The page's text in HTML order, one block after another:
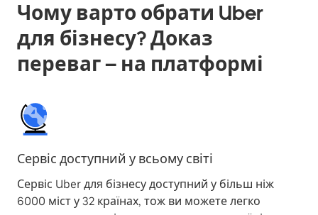
Чому варто обрати Uber
для бізнесу? Доказ
переваг – на платформі
Сервіс доступний у всьому світі
Сервіс Uber для бізнесу доступний у більш ніж
6000 міст у 32 країнах, тож ви можете легко